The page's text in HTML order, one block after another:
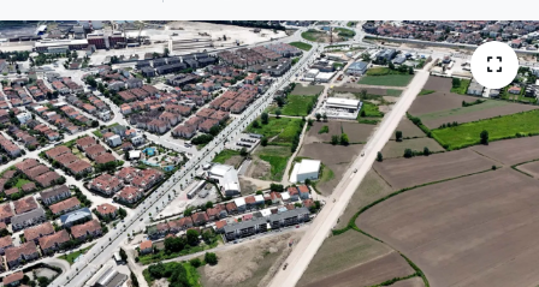
Tüm Haberler
İletişim
Künye
Süper Lig Puan Durumu ve Fikstür
Tüm Manşetler
Son Dakika Haberleri
Haber Arşivi